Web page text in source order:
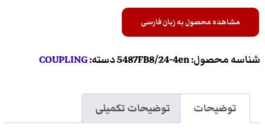
مشاهده محصول به زبان فارسی
شناسه محصول:5487FB8/24-4enدسته:COUPLING
توضیحات توضیحات تکمیلی